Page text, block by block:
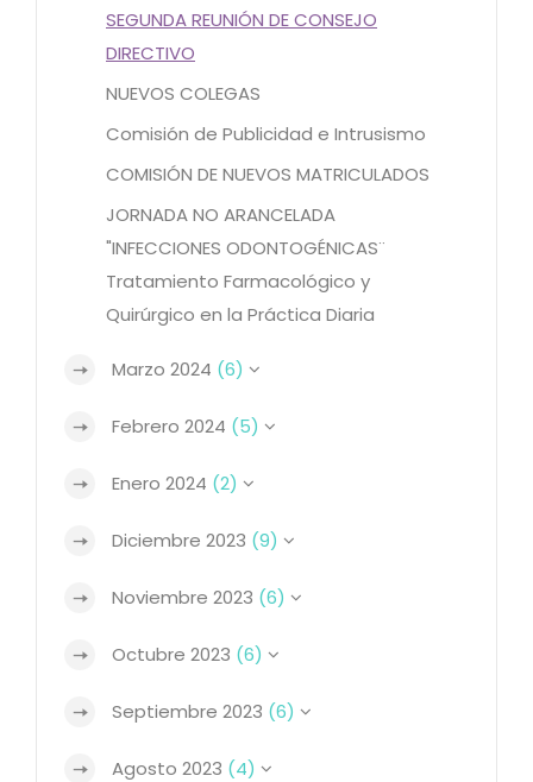
SEGUNDA REUNIÓN DE CONSEJO
DIRECTIVO
NUEVOS COLEGAS
Comisión de Publicidad e Intrusismo
COMISIÓN DE NUEVOS MATRICULADOS
JORNADA NO ARANCELADA
"INFECCIONES ODONTOGÉNICAS¨
Tratamiento Farmacológico y
Quirúrgico en la Práctica Diaria
Marzo 2024 (6)
Febrero 2024 (5)
Enero 2024 (2)
Diciembre 2023 (9)
Noviembre 2023 (6)
Octubre 2023 (6)
Septiembre 2023 (6)
Agosto 2023 (4)